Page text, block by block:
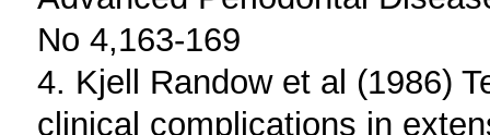
No 4,163-169
4. Kjell Randow et al (1986)
clinical complications in